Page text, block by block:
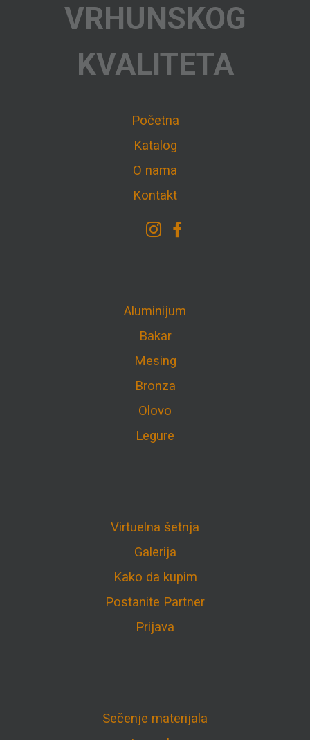
VRHUNSKOG
KVALITETA
Početna
Katalog
O nama
Kontakt
Aluminijum
Bakar
Mesing
Bronza
Olovo
Legure
Virtuelna šetnja
Galerija
Kako da kupim
Postanite Partner
Prijava
Sečenje materijala